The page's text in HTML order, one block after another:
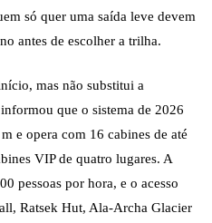
só quer uma saída leve devem
antes de escolher a trilha.
mas não substitui a
que o sistema de 2026
e opera com 16 cabines de até
VIP de quatro lugares. A
pessoas por hora, e o acesso
Ratsek Hut, Ala-Archa Glacier